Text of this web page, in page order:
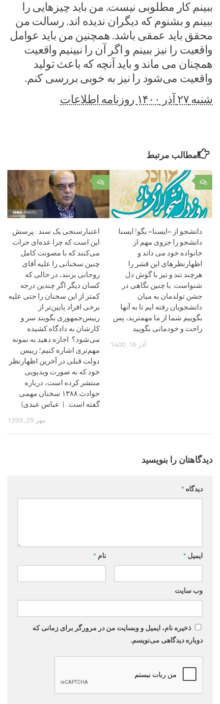
ببینم کار مطلوبی نیست. من باید چیزهایی را
ببینم و بشنوم که دیگران ندیده اند. رسالت من
محقق باید عمقی باشد. همچنین من باید عوامل
واقعیت را نیز ببینم و اگر آن را نبینیم واقعیت
همچنان می ماند و باید آنچه که باعث تولید
واقعیت می‌شود را نیز به خوبی بررسی کنم.
شنبه ۲۷ آذر ۱۴۰۰ روزنامه اطلاعات
مطالب مرتبط
۰
اعتبارسنجی یک سند : پرسش
این است که چرا عده‌ای جرات
می‌کنند که با مصونت کامل
چنین سخنانی را علیه آقای
روحانی بزنند، در حالی که
کسان دیگر اگر چندین درجه
کمتر از این سخنان را حتی علیه
برخی افراد پایین‌تر از
رییس‌جمهوری بگویند سر و
کارشان به دادگاه کشیده
می‌شود؟ اجازه دهید به نمونه
مهم‌تری اشاره کنیم؛ رییس
دولت قبلی در آخرین اظهارنظر
خود که به صورت ویدیویی
منتشر کرده است، درباره
حوادث ۱۳۸۸ سخنان مهمی
گفته است. ( عباس عبدی)
مهر 29, 1399
۰
دانشجو از «ایسنا» بگو! ایسنا
دانشجو را جزوی مهم از
خانواده خود می داند و
اظهارنظرهای این قشر را
هرچند تند و تیز با گوش دل
شنواست. با چنین نگاهی در
جشن تولدمان به میان
دانشجویان رفته ایم تا به آنها
بگوییم شما از ما مهمترید، پس
راحت و خودمانی بگویید
آذر 16, 1400
دیدگاهتان را بنویسید
دیدگاه *
نام * ایمیل *
وب‌ سایت
ذخیره نام، ایمیل و وبسایت من در مرورگر برای زمانی که
دوباره دیدگاهی می‌نویسم.